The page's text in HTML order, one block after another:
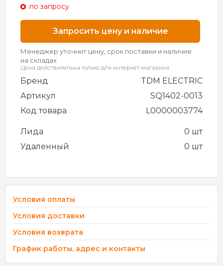
по запросу
Запросить цену и наличие
Менеджер уточнит цену, срок поставки и наличие
на складах
Цена действительна только для интернет-магазина
Бренд
TDM ELECTRIC
Артикул
SQ1402-0013
Код товара
L0000003774
Лида
0 шт
Удаленный
0 шт
Условия оплаты
Условия доставки
Условия возврата
График работы, адрес и контакты